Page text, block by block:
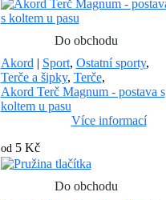
Do obchodu
Akord | Sport, Ostatní sporty,
Terče a šipky, Terče,
Akord Terč Magnum - postava s
koltem u pasu
Více informací
od 5 Kč
Do obchodu